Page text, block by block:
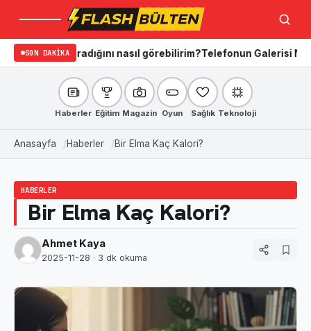
Menü Ara
SON DAKIKA
aradığını nasıl görebilirim?Telefonun Galerisi Nasıl
Haberler Eğitim Magazin Oyun Sağlık Teknoloji
Anasayfa Haberler Bir Elma Kaç Kalori?
HABERLER
Bir Elma Kaç Kalori?
Ahmet Kaya
2025-11-28 · 3 dk okuma